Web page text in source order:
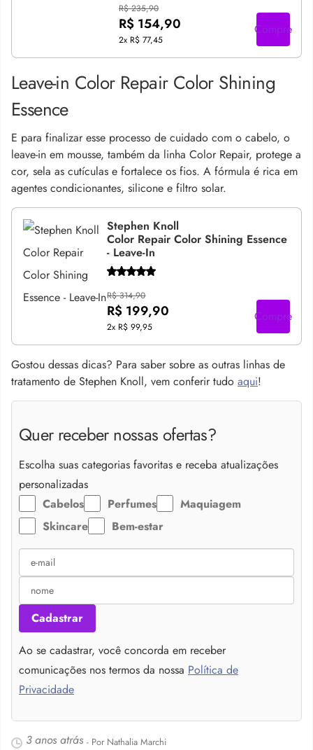
R$ 235,90
R$ 154,90
2x R$ 77,45
Compre
Leave-in Color Repair Color Shining
Essence
E para finalizar esse processo de cuidado com o cabelo, o
leave-in em mousse, também da linha Color Repair, protege a
cor, sela as cutículas e fortalece os fios. A fórmula é rica em
agentes condicionantes, silicone e filtro solar.
Stephen Knoll
Color Repair Color Shining Essence
- Leave-In
R$ 314,90
R$ 199,90
2x R$ 99,95
Compre
Gostou dessas dicas? Para saber sobre as outras linhas de
tratamento de Stephen Knoll, vem conferir tudo aqui!
Quer receber nossas ofertas?
Escolha suas categorias favoritas e receba atualizações
personalizadas
Cabelos
Perfumes
Maquiagem
Skincare
Bem-estar
Cadastrar
Ao se cadastrar, você concorda em receber
comunicações nos termos da nossa Política de
Privacidade
3 anos atrás - Por Nathalia Marchi